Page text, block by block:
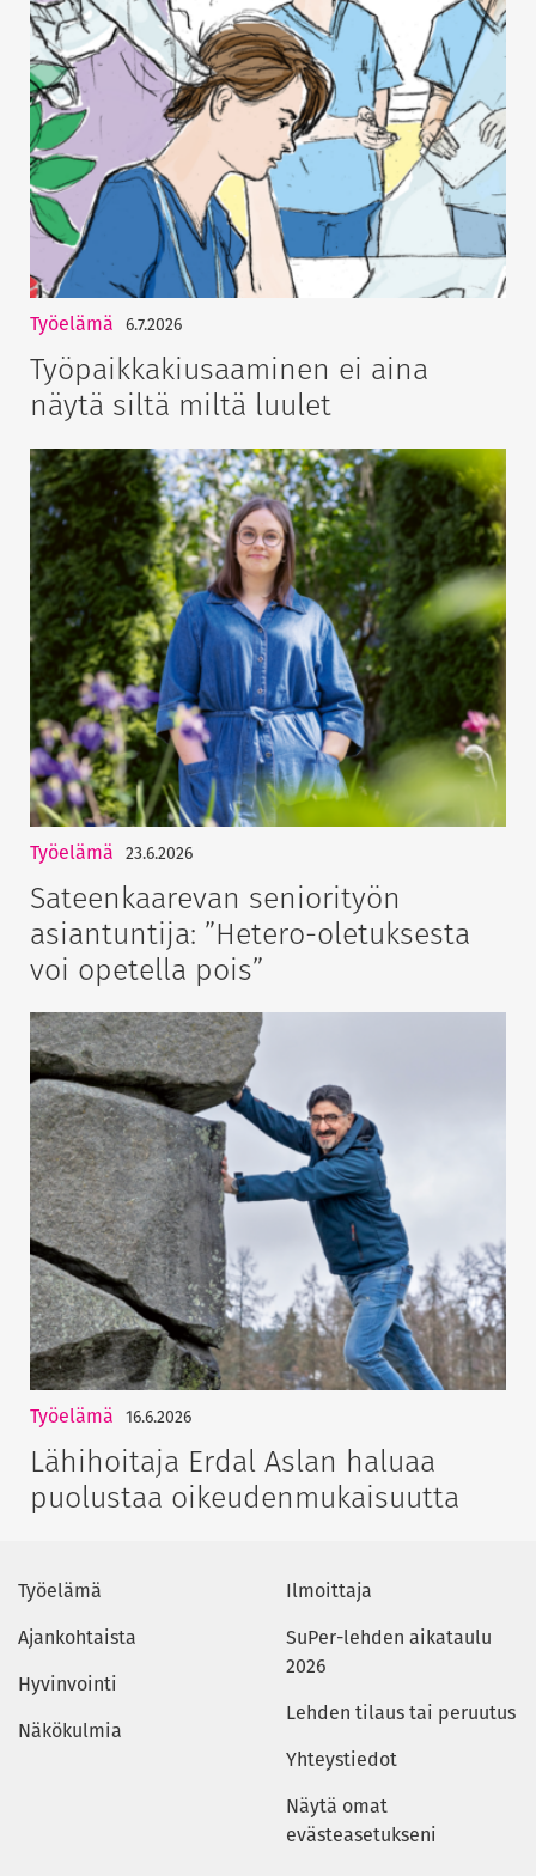
Työelämä 6.7.2026
Työpaikkakiusaaminen ei aina
näytä siltä miltä luulet
Työelämä 23.6.2026
Sateenkaarevan seniorityön
asiantuntija: ”Hetero-oletuksesta
voi opetella pois”
Työelämä 16.6.2026
Lähihoitaja Erdal Aslan haluaa
puolustaa oikeudenmukaisuutta
Työelämä
Ajankohtaista
Hyvinvointi
Näkökulmia
Ilmoittaja
SuPer-lehden aikataulu
2026
Lehden tilaus tai peruutus
Yhteystiedot
Näytä omat
evästeasetukseni